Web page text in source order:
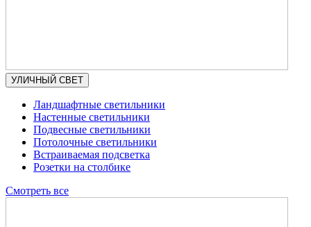
УЛИЧНЫЙ СВЕТ
Ландшафтные светильники
Настенные светильники
Подвесные светильники
Потолочные светильники
Встраиваемая подсветка
Розетки на столбике
Смотреть все